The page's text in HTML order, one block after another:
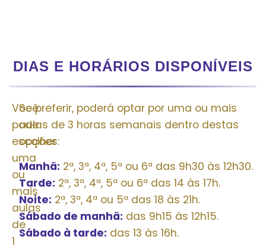
DIAS E HORÁRIOS DISPONÍVEIS
Você
pode
escolher
uma
ou
mais
aulas
de
1
Se preferir, poderá optar por uma ou mais
aulas de 3 horas semanais dentro destas
opções:
Manhã: 2ª, 3ª, 4ª, 5ª ou 6ª das 9h30 às 12h30.
Tarde: 2ª, 3ª, 4ª, 5ª ou 6ª das 14 às 17h.
Noite: 2ª, 3ª, 4ª ou 5ª das 18 às 21h.
Sábado de manhã: das 9h15 às 12h15.
Sábado à tarde: das 13 às 16h.